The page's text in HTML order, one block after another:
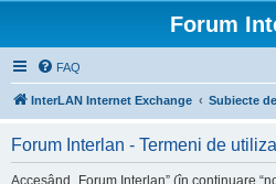
Forum
FAQ
InterLAN Internet Exchange Subiecte
Forum Interlan - Termeni de
Accesând „Forum Interlan” (în continuare